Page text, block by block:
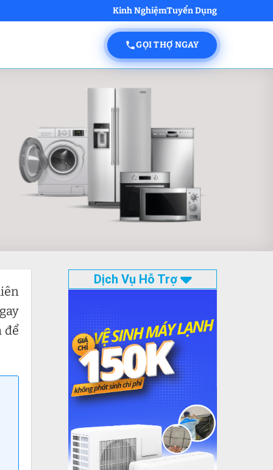
Kinh NghiệmTuyển Dụng
GỌI THỢ NGAY
để
Dịch Vụ Hỗ Trợ